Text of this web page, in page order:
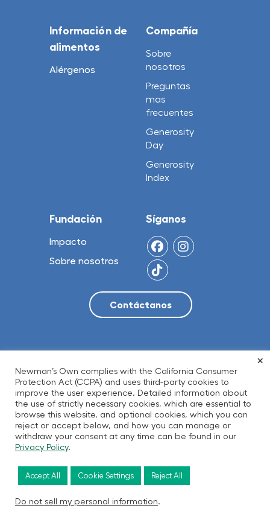
Información de
alimentos
Alérgenos
Compañía
Sobre
nosotros
Preguntas
mas
frecuentes
Generosity
Day
Generosity
Index
Fundación
Impacto
Sobre nosotros
Síganos
Política de privacidad
Términos de Uso
Accesibilidad
Transparencia
Residentes de California
Newman’s Own complies with the California Consumer
Protection Act (CCPA) and uses third-party cookies to
improve the user experience. Detailed information about
the use of strictly necessary cookies, which are essential to
browse this website, and optional cookies, which you can
reject or accept below, and how you can manage or
withdraw your consent at any time can be found in our
Privacy Policy.
Accept All Cookie Settings Reject All
Do not sell my personal information.
×